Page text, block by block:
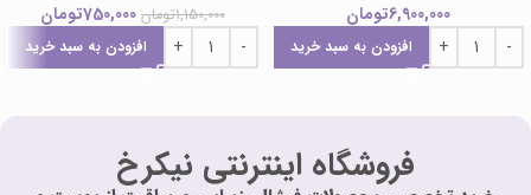
6,900,000تومان
افزودن به سبد خرید
1,150,000تومان 750,000تومان
افزودن به سبد خرید
فروشگاه اینترنتی نیکرخ